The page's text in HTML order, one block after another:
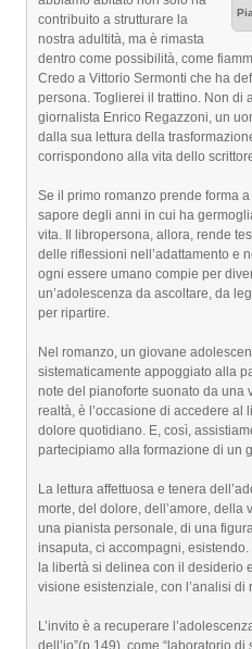
contribuito a strutturare la
nostra adultità, ma è rimasta
dentro come possibilità, come
Credo a Vittorio Sermonti che ha
persona. Toglierei il trattino. Non di
giornalista Enrico Regazzoni, un
dalla sua lettura della
corrispondono alla vita dello
Se il primo romanzo prende forma
sapore degli anni in cui ha
vita. Il libropersona, allora, rende
delle riflessioni nell’adattamento e
ogni essere umano compie per
un’adolescenza da ascoltare, da
per ripartire.
Nel romanzo, un giovane
sistematicamente appoggiato alla
note del pianoforte suonato da una
realtà, è l’occasione di accedere al
dolore quotidiano. E, così,
partecipiamo alla formazione di un
La lettura affettuosa e tenera
morte, del dolore, dell’amore, della
una pianista personale, di una
insaputa, ci accompagni,
la libertà si delinea con il desiderio
visione esistenziale, con l’analisi di
L’invito è a recuperare
dell’io”(p.149), come “laboratorio